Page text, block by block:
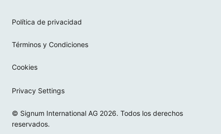
Política de privacidad
Términos y Condiciones
Cookies
Privacy Settings
© Signum International AG 2026. Todos los derechos
reservados.